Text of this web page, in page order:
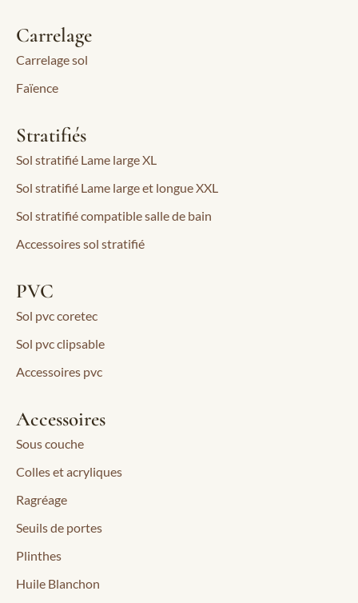
Carrelage
Carrelage sol
Faïence
Stratifiés
Sol stratifié Lame large XL
Sol stratifié Lame large et longue XXL
Sol stratifié compatible salle de bain
Accessoires sol stratifié
PVC
Sol pvc coretec
Sol pvc clipsable
Accessoires pvc
Accessoires
Sous couche
Colles et acryliques
Ragréage
Seuils de portes
Plinthes
Huile Blanchon